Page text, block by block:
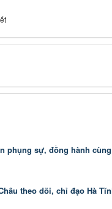
phụng sự, đồng hành
theo dõi, chỉ đạo Hà